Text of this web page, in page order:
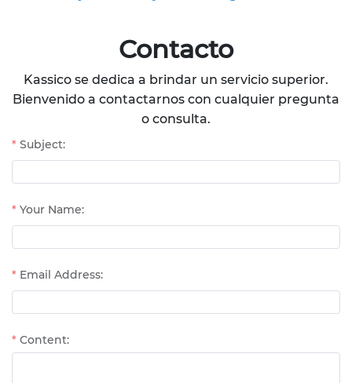
Contacto
Kassico se dedica a brindar un servicio superior.
Bienvenido a contactarnos con cualquier pregunta
o consulta.
Subject:
Your Name:
Email Address:
Content: